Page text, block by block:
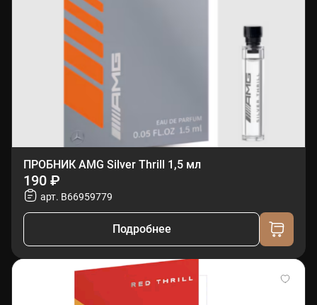
ПРОБНИК AMG Silver Thrill 1,5 мл
190 ₽
арт. B66959779
Подробнее